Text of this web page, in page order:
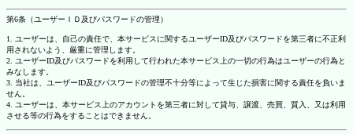
第6条（ユーザーＩＤ及びパスワードの管理）
1. ユーザーは、自己の責任で、本サービスに関するユーザーID及びパスワードを第三者に不正利
用されないよう、厳重に管理します。
2. ユーザーID及びパスワードを利用して行われた本サービス上の一切の行為はユーザーの行為と
みなします。
3. 当社は、ユーザーID及びパスワードの管理不十分等によって生じた損害に関する責任を負いま
せん。
4. ユーザーは、本サービス上のアカウントを第三者に対して貸与、譲渡、売買、質入、又は利用
させる等の行為をすることはできません。